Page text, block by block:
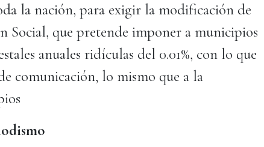
la nación, para exigir la modificación de
Social, que pretende imponer a municipios
anuales ridículas del 0.01%, con lo que
comunicación, lo mismo que a la